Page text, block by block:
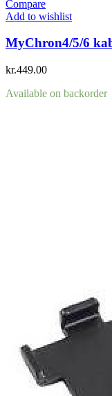
Compare
Add to wishlist
MyChron4/5/6
kr.449.00
Available on backorder